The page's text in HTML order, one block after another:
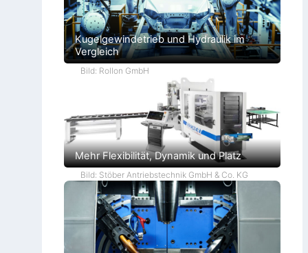
Kugelgewindetrieb und Hydraulik im
Vergleich
Bild: Rollon GmbH
Mehr Flexibilität, Dynamik und Platz
Bild: Stöber Antriebstechnik GmbH & Co. KG